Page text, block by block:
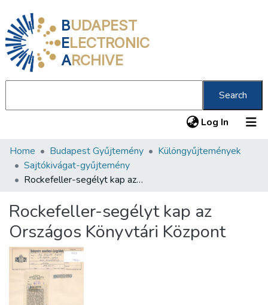
BUDAPEST
ELECTRONIC
ARCHIVE
Search
Log In (current)
Communities & Collections
All of DSpace
About us
Home Budapest Gyűjtemény
Különgyűjtemények
Sajtókivágat-gyűjtemény
Rockefeller-segélyt kap az Országos Könyvtári Központ
Rockefeller-segélyt kap az
Országos Könyvtári Központ